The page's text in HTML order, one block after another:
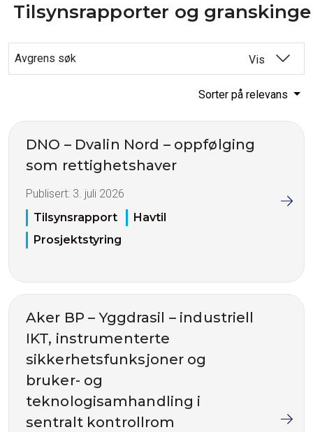
Tilsynsrapporter og
Avgrens søk Vis
Sorter på relevans
DNO – Dvalin Nord – oppfølging
som rettighetshaver
Publisert: 3. juli 2026
Tilsynsrapport
Havtil
Prosjektstyring
Aker BP – Yggdrasil – industriell
IKT, instrumenterte
sikkerhetsfunksjoner og
bruker- og
teknologisamhandling i
sentralt kontrollrom